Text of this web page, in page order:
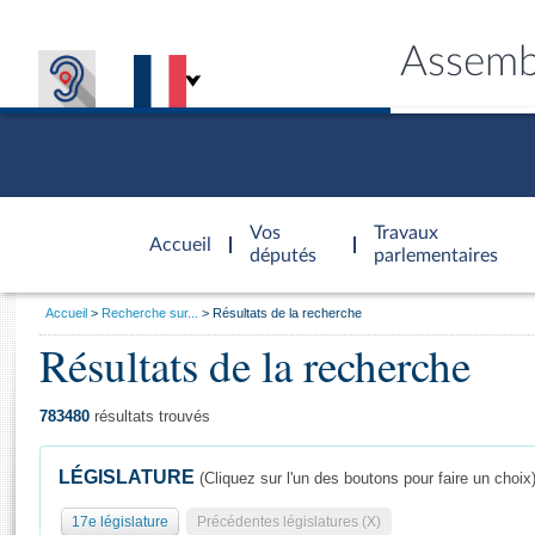
Accueil
d'accueil
Vos
députés
Travaux
parlementaires
Général
Vous
Accueil Recherche sur... Résultats de la recherche
Résultats de la recherche
783480 résultats trouvés
LÉGISLATURE (Cliquez sur l'un des boutons pour faire un choix)
17e législature Précédentes législatures (X)